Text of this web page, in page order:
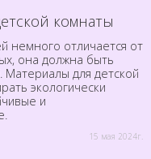
комнаты
немного отличается от
она должна быть
для детской
экологически
и
15 мая 2024г.